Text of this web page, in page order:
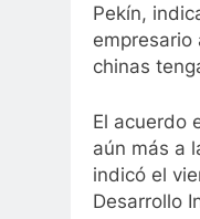
Pekín,
empresario
chinas
El acuerdo
aún más a
indicó el
Desarrollo